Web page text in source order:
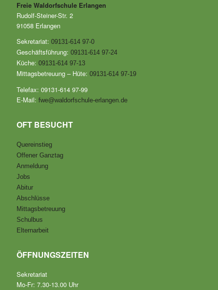
Freie Waldorfschule Erlangen
Rudolf-Steiner-Str. 2
91058 Erlangen
Sekretariat: 09131-614 97-0
Geschäftsführung: 09131-614 97-24
Küche: 09131-614 97-13
Mittagsbetreuung – Hüte: 09131-614 97-19
Telefax: 09131-614 97-99
E-Mail: fwe@waldorfschule-erlangen.de
OFT BESUCHT
Quereinstieg
Offener Ganztag
Anmeldung
Jobs
Abitur
Abschlüsse
Mittagsbetreuung
Schulbus
Elternarbeit
ÖFFNUNGSZEITEN
Sekretariat
Mo-Fr: 7.30-13.00 Uhr